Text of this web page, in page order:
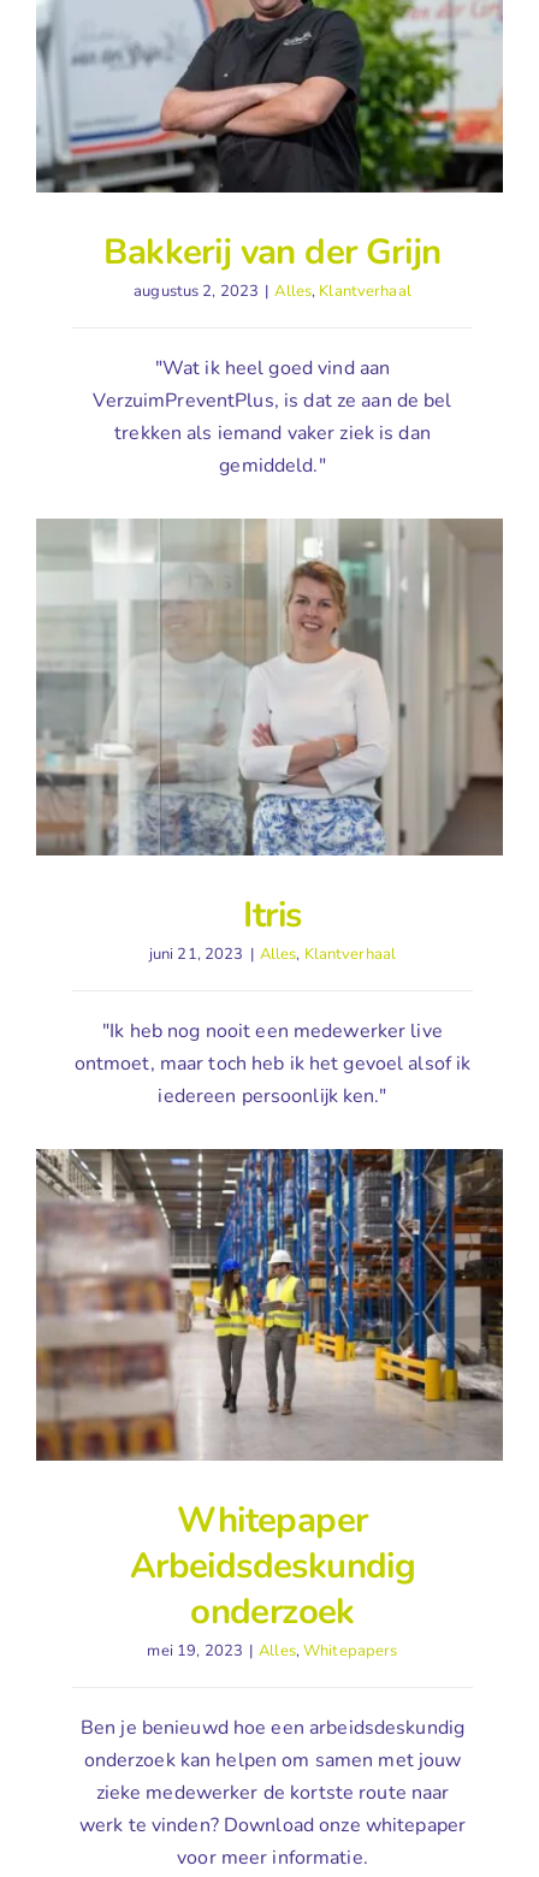
Bakkerij van der Grijn
augustus 2, 2023 | Alles, Klantverhaal
"Wat ik heel goed vind aan
VerzuimPreventPlus, is dat ze aan de bel
trekken als iemand vaker ziek is dan
gemiddeld."
Itris
juni 21, 2023 | Alles, Klantverhaal
"Ik heb nog nooit een medewerker live
ontmoet, maar toch heb ik het gevoel alsof ik
iedereen persoonlijk ken."
Whitepaper
Arbeidsdeskundig
onderzoek
mei 19, 2023 | Alles,Whitepapers
Ben je benieuwd hoe een arbeidsdeskundig
onderzoek kan helpen om samen met jouw
zieke medewerker de kortste route naar
werk te vinden? Download onze whitepaper
voor meer informatie.